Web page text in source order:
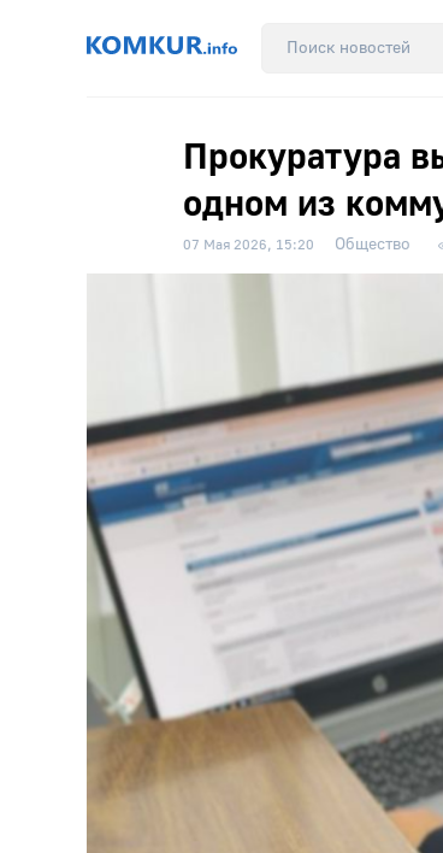
Прокуратура
одном из
07 Мая 2026, 15:20 Общество